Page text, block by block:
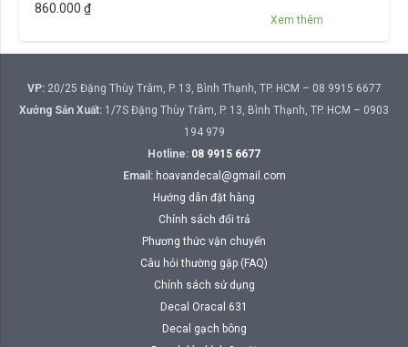
860.000 ₫
Xem thêm
VP:20/25 Đặng Thùy Trâm, P. 13, Bình Thạnh, TP. HCM – 08 9915 6677
Xưởng Sản Xuất: 1/7S Đặng Thùy Trâm, P. 13, Bình Thạnh, TP. HCM – 0903
194 979
Hotline: 08 9915 6677
Email: hoavandecal@gmail.com
Hướng dẫn đặt hàng
Chính sách đổi trả
Phương thức vận chuyển
Câu hỏi thường gặp (FAQ)
Chính sách sử dụng
Decal Oracal 631
Decal gạch bông